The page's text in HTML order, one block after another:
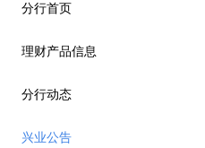
分行首页
理财产品信息
分行动态
兴业公告